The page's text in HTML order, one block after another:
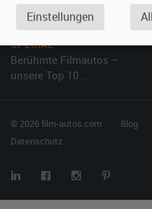
Inserat verwalten
SPECIAL
Berühmte Filmautos –
unsere Top 10 ...
© 2026 film-autos.com Blog
Datenschutz
Einstellungen